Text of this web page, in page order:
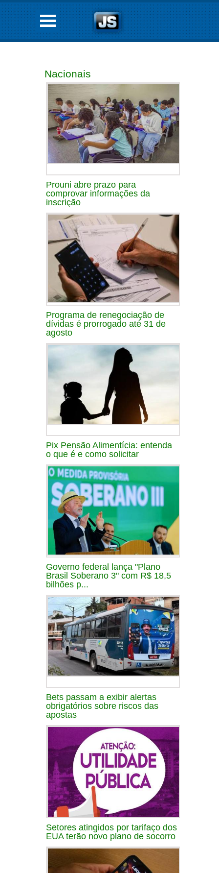
Nacionais
Prouni abre prazo para
comprovar informações da
inscrição
Programa de renegociação de
dívidas é prorrogado até 31 de
agosto
Pix Pensão Alimentícia: entenda
o que é e como solicitar
Governo federal lança "Plano
Brasil Soberano 3" com R$ 18,5
bilhões p...
Bets passam a exibir alertas
obrigatórios sobre riscos das
apostas
Setores atingidos por tarifaço dos
EUA terão novo plano de socorro